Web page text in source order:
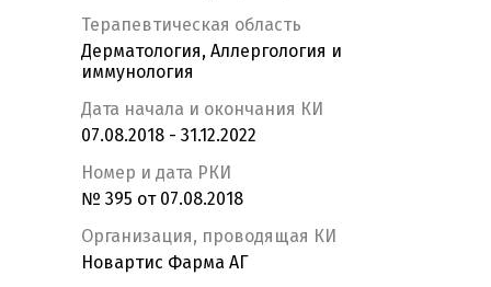
Терапевтическая область
Дерматология, Аллергология и
иммунология
Дата начала и окончания КИ
07.08.2018 - 31.12.2022
Номер и дата РКИ
№ 395 от 07.08.2018
Организация, проводящая КИ
Новартис Фарма АГ